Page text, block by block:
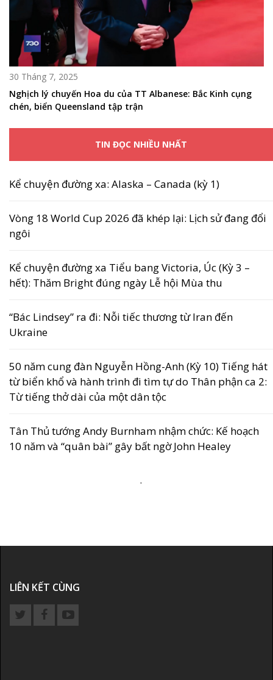
30 Tháng 7, 2025
Nghịch lý chuyến Hoa du của TT Albanese: Bắc Kinh cụng
chén, biển Queensland tập trận
TIN ĐỌC NHIỀU NHẤT
Kể chuyện đường xa: Alaska – Canada (kỳ 1)
Vòng 18 World Cup 2026 đã khép lại: Lịch sử đang đổi
ngôi
Kể chuyện đường xa Tiểu bang Victoria, Úc (Kỳ 3 –
hết): Thăm Bright đúng ngày Lễ hội Mùa thu
“Bác Lindsey” ra đi: Nỗi tiếc thương từ Iran đến
Ukraine
50 năm cung đàn Nguyễn Hồng-Anh (Kỳ 10) Tiếng hát
từ biển khổ và hành trình đi tìm tự do Thân phận ca 2:
Từ tiếng thở dài của một dân tộc
Tân Thủ tướng Andy Burnham nhậm chức: Kế hoạch
10 năm và “quân bài” gây bất ngờ John Healey
.
LIÊN KẾT CÙNG